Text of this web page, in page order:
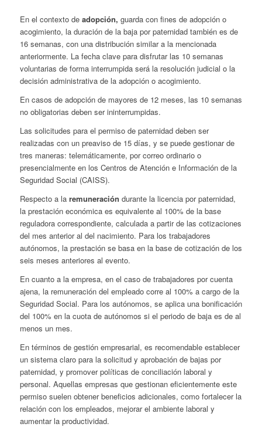
En el contexto de adopción, guarda con fines de adopción o
acogimiento, la duración de la baja por paternidad también es de
16 semanas, con una distribución similar a la mencionada
anteriormente. La fecha clave para disfrutar las 10 semanas
voluntarias de forma interrumpida será la resolución judicial o la
decisión administrativa de la adopción o acogimiento.
En casos de adopción de mayores de 12 meses, las 10 semanas
no obligatorias deben ser ininterrumpidas.
Las solicitudes para el permiso de paternidad deben ser
realizadas con un preaviso de 15 días, y se puede gestionar de
tres maneras: telemáticamente, por correo ordinario o
presencialmente en los Centros de Atención e Información de la
Seguridad Social (CAISS).
Respecto a la remuneración durante la licencia por paternidad,
la prestación económica es equivalente al 100% de la base
reguladora correspondiente, calculada a partir de las cotizaciones
del mes anterior al del nacimiento. Para los trabajadores
autónomos, la prestación se basa en la base de cotización de los
seis meses anteriores al evento.
En cuanto a la empresa, en el caso de trabajadores por cuenta
ajena, la remuneración del empleado corre al 100% a cargo de la
Seguridad Social. Para los autónomos, se aplica una bonificación
del 100% en la cuota de autónomos si el periodo de baja es de al
menos un mes.
En términos de gestión empresarial, es recomendable establecer
un sistema claro para la solicitud y aprobación de bajas por
paternidad, y promover políticas de conciliación laboral y
personal. Aquellas empresas que gestionan eficientemente este
permiso suelen obtener beneficios adicionales, como fortalecer la
relación con los empleados, mejorar el ambiente laboral y
aumentar la productividad.